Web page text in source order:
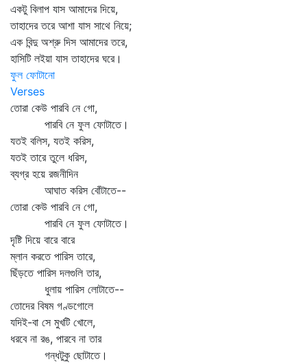
একটু বিলাপ যাস আমাদের দিয়ে,
তাহাদের তরে আশা যাস সাথে নিয়ে;
এক বিন্দু অশ্রু দিস আমাদের তরে,
হাসিটি লইয়া যাস তাহাদের ঘরে।
ফুল ফোটানো
Verses
তোরা কেউ পারবি নে গো,
পারবি নে ফুল ফোটাতে।
যতই বলিস, যতই করিস,
যতই তারে তুলে ধরিস,
ব্যগ্র হয়ে রজনীদিন
আঘাত করিস বোঁটাতে--
তোরা কেউ পারবি নে গো,
পারবি নে ফুল ফোটাতে।
দৃষ্টি দিয়ে বারে বারে
ম্লান করতে পারিস তারে,
ছিঁড়তে পারিস দলগুলি তার,
ধুলায় পারিস লোটাতে--
তোদের বিষম গণ্ডগোলে
যদিই-বা সে মুখটি খোলে,
ধরবে না রঙ, পারবে না তার
গন্ধটুকু ছোটাতে।